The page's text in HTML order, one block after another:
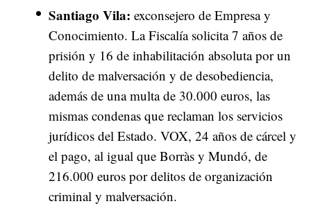
Santiago Vila: exconsejero de Empresa y
Conocimiento. La Fiscalía solicita 7 años de
prisión y 16 de inhabilitación absoluta por un
delito de malversación y de desobediencia,
además de una multa de 30.000 euros, las
mismas condenas que reclaman los servicios
jurídicos del Estado. VOX, 24 años de cárcel y
el pago, al igual que Borràs y Mundó, de
216.000 euros por delitos de organización
criminal y malversación.